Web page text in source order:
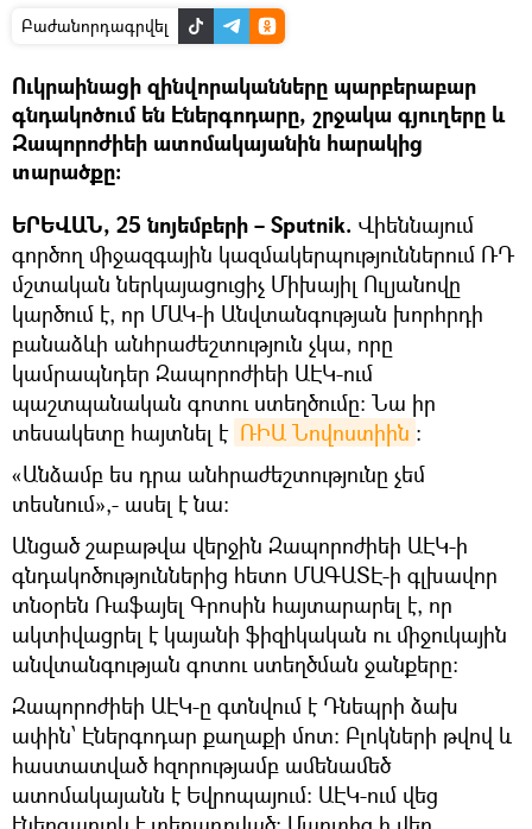
Բաժանորդագրվել
Ուկրաինացի զինվորականները պարբերաբար
գնդակոծում են Էներգոդարը, շրջակա գյուղերը և
Զապորոժիեի ատոմակայանին հարակից
տարածքը։
ԵՐԵՎԱՆ, 25 նոյեմբերի – Sputnik. Վիեննայում
գործող միջազգային կազմակերպություններում ՌԴ
մշտական ներկայացուցիչ Միխայիլ Ուլյանովը
կարծում է, որ ՄԱԿ-ի Անվտանգության խորհրդի
բանաձևի անհրաժեշտություն չկա, որը
կամրապնդեր Զապորոժիեի ԱԷԿ-ում
պաշտպանական գոտու ստեղծումը։ Նա իր
տեսակետը հայտնել է ՌԻԱ Նովոստիին ։
«Անձամբ ես դրա անհրաժեշտությունը չեմ
տեսնում»,- ասել է նա։
Անցած շաբաթվա վերջին Զապորոժիեի ԱԷԿ-ի
գնդակոծություններից հետո ՄԱԳԱՏԷ-ի գլխավոր
տնօրեն Ռաֆայել Գրոսին հայտարարել է, որ
ակտիվացրել է կայանի ֆիզիկական ու միջուկային
անվտանգության գոտու ստեղծման ջանքերը:
Զապորոժիեի ԱԷԿ-ը գտնվում է Դնեպրի ձախ
ափին՝ Էներգոդար քաղաքի մոտ։ Բլոկների թվով և
հաստատված հզորությամբ ամենամեծ
ատոմակայանն է Եվրոպայում։ ԱԷԿ-ում վեց